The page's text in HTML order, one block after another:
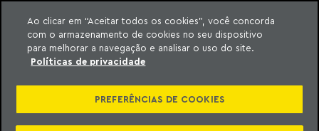
o conteúdo
Machado Meyer
Ao clicar em “Aceitar todos os cookies”, você concorda
com o armazenamento de cookies no seu dispositivo
para melhorar a navegação e analisar o uso do site.
Políticas de privacidade
PREFERÊNCIAS DE COOKIES